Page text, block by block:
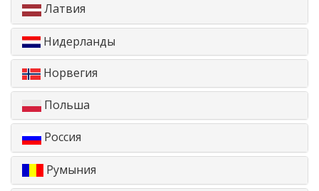
Латвия
Нидерланды
Норвегия
Польша
Россия
Румыния